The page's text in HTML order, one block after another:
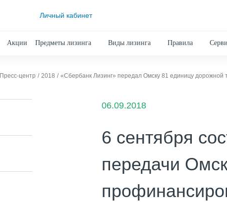
Личный кабинет
Акции Предметы лизинга Виды лизинга Правила
Пресс-центр 2018 «Сбербанк Лизинг» передал Омску 81 единицу дорожной
06.09.2018
6 сентября
передачи